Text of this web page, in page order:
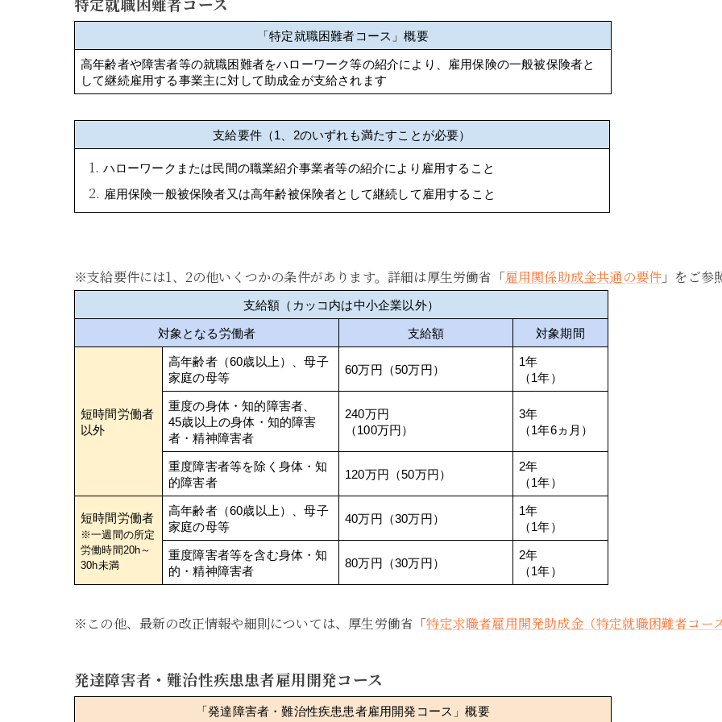
特定就職困難者コース
「特定就職困難者コース」概要
高年齢者や障害者等の就職困難者をハローワーク等の紹介により、雇用保険の一般被保険者と
して継続雇用する事業主に対して助成金が支給されます
支給要件（1、2のいずれも満たすことが必要）
ハローワークまたは民間の職業紹介事業者等の紹介により雇用すること
雇用保険一般被保険者又は高年齢被保険者として継続して雇用すること
※支給要件には1、2の他いくつかの条件があります。詳細は厚生労働省「雇用関係助成金共通の要件 」をご参
支給額（カッコ内は中小企業以外）
対象となる労働者 支給額 対象期間
短時間労働者
以外
高年齢者（60歳以上）、母子
家庭の母等
60万円（50万円）
1年
（1年）
重度の身体・知的障害者、
45歳以上の身体・知的障害
者・精神障害者
240万円
（100万円）
3年
（1年6ヵ月）
重度障害者等を除く身体・知
的障害者
120万円（50万円）
2年
（1年）
短時間労働者
※一週間の所定
労働時間20h～
30h未満
高年齢者（60歳以上）、母子
家庭の母等
40万円（30万円）
1年
（1年）
重度障害者等を含む身体・知
的・精神障害者
80万円（30万円）
2年
（1年）
※この他、最新の改正情報や細則については、厚生労働省「特定求職者雇用開発助成金（特定就職困難者コー
発達障害者・難治性疾患患者雇用開発コース
「発達障害者・難治性疾患患者雇用開発コース」概要